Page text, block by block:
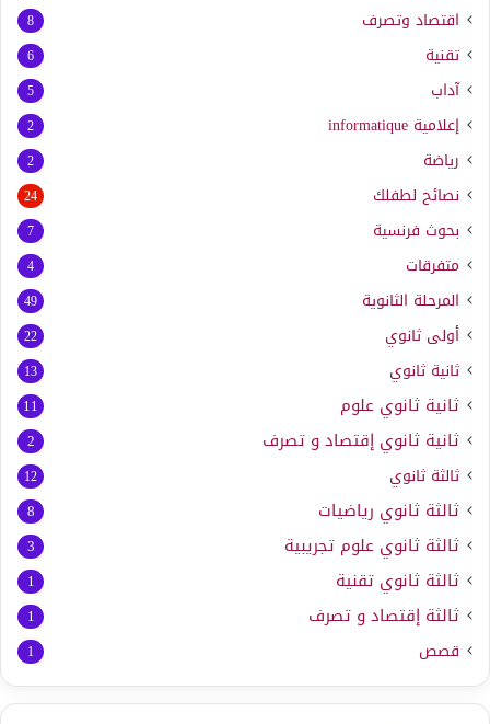
اقتصاد وتصرف 8
تقنية 6
آداب 5
إعلامية informatique
2
رياضة 2
نصائح لطفلك 24
بحوث فرنسية 7
متفرقات 4
المرحلة الثانوية 49
أولى ثانوي 22
ثانية ثانوي 13
ثانية ثانوي علوم 11
ثانية ثانوي إقتصاد و تصرف 2
ثالثة ثانوي 12
ثالثة ثانوي رياضيات 8
ثالثة ثانوي علوم تجريبية 3
ثالثة ثانوي تقنية 1
ثالثة إقتصاد و تصرف 1
قصص 1